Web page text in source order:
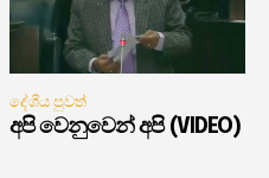
දේශීය පුවත්
අපි වෙනුවෙන් අපි (VIDEO)